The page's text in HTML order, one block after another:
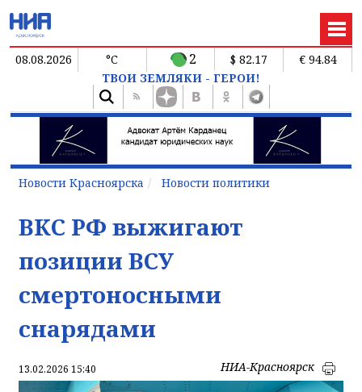
08.08.2026 °C 2 $ 82.17
€ 94.84
ТВОИ ЗЕМЛЯКИ - ГЕРОИ!
Новости Красноярска Новости политики
ВКС РФ выжигают
позиции ВСУ
смертоносными
снарядами
13.02.2026 15:40 НИА-Красноярск